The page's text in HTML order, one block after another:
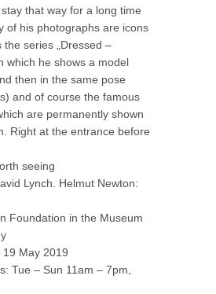
that way for a long time
of his photographs are icons
the series „Dressed –
which he shows a model
then in the same pose
and of course the famous
are permanently shown
Right at the entrance before
seeing
Lynch. Helmut Newton:
Foundation in the Museum
May 2019
Tue – Sun 11am – 7pm,